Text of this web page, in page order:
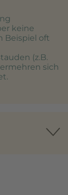
keine
Beispiel oft
(z.B.
sich